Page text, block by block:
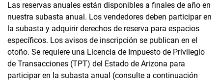
Las reservas anuales están disponibles a finales de año en
nuestra subasta anual. Los vendedores deben participar en
la subasta y adquirir derechos de reserva para espacios
específicos. Los avisos de inscripción se publican en el
otoño. Se requiere una Licencia de Impuesto de Privilegio
de Transacciones (TPT) del Estado de Arizona para
participar en la subasta anual (consulte a continuación